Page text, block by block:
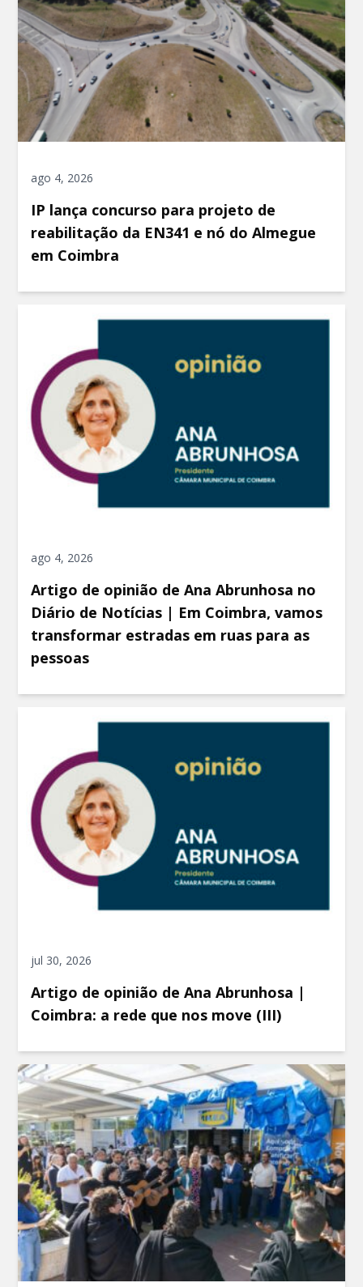
ago 4, 2026
IP lança concurso para projeto de
reabilitação da EN341 e nó do Almegue
em Coimbra
ago 4, 2026
Artigo de opinião de Ana Abrunhosa no
Diário de Notícias | Em Coimbra, vamos
transformar estradas em ruas para as
pessoas
jul 30, 2026
Artigo de opinião de Ana Abrunhosa |
Coimbra: a rede que nos move (III)